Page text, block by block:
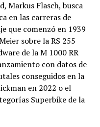
Markus Flasch, busca
en las carreras de
que comenzó en 1939
sobre la RS 255
de la M 1000 RR
con datos de
conseguidos en la
en 2022 o el
Superbike de la